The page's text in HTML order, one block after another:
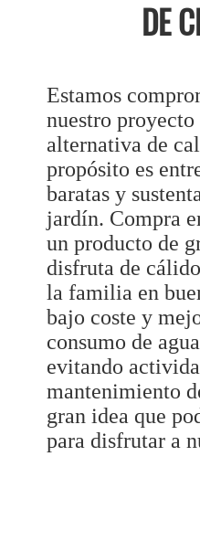
DE
Estamos
nuestro
alternativa de
propósito es
baratas y
jardín. Compra
un producto de
disfruta de
la familia en
bajo coste y
consumo de
evitando
mantenimiento
gran idea que
para disfrutar a